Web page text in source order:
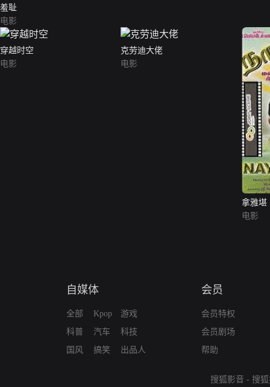
羞耻
电影
穿越时空
电影
克劳迪大佬
电影
拿雅堪
电影
自媒体
全部
科普
国风
Kpop
汽车
搞笑
游戏
科技
出品人
会员
会员特权
会员剧场
帮助
搜狐影音 - 搜